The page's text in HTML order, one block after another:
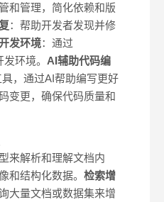
和管理，简化依赖和版
：帮助开发者发现并修
发环境：通过
环境。 AI辅助代码编
，通过AI帮助编写更好
变更，确保代码质量和
来解析和理解文档内
和结构化数据。 检索增
大量文档或数据集来增